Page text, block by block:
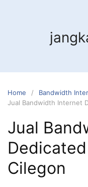
Home
Bandwidth
Jual Bandwidth Internet
Jual
Cilegon